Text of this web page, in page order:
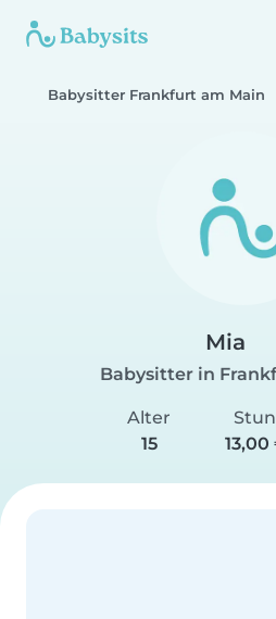
Babysitter Frankfurt am Main
Mia
Babysitter in
Alter
15